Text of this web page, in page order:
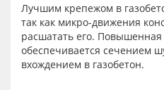
Лучшим крепежом в
так как микро-движения
расшатать его. Повышенная
обеспечивается сечением
вхождением в газобетон.